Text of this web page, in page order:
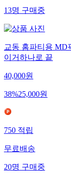
13명구매중
교동 홈파티용 MD
이거하나로 끝
40,000원
38%25,000원
750적립
무료배송
20명구매중